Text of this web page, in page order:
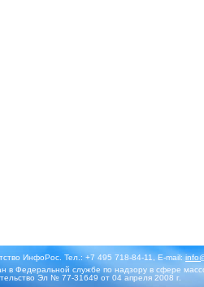
ИнфоРос. Тел.: +7 495 718-84-11, E-mail:
Федеральной службе по надзору в сфере
Эл № 77-31649 от 04 апреля 2008 г.